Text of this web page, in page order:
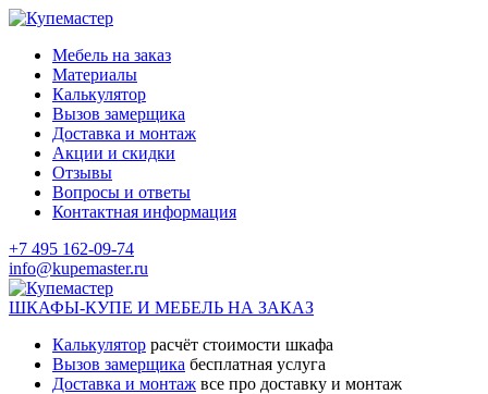
Мебель на заказ
Материалы
Калькулятор
Вызов замерщика
Доставка и монтаж
Акции и скидки
Отзывы
Вопросы и ответы
Контактная информация
+7 495 162-09-74
info@kupemaster.ru
ШКАФЫ-КУПЕ И МЕБЕЛЬ НА ЗАКАЗ
Калькулятор расчёт стоимости шкафа
Вызов замерщика бесплатная услуга
Доставка и монтаж все про доставку и монтаж